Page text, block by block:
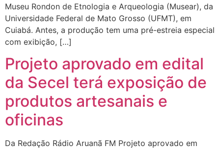
Museu Rondon de Etnologia e Arqueologia (Musear), da
Universidade Federal de Mato Grosso (UFMT), em
Cuiabá. Antes, a produção tem uma pré-estreia especial
com exibição, […]
Projeto aprovado em edital
da Secel terá exposição de
produtos artesanais e
oficinas
Da Redação Rádio Aruanã FM Projeto aprovado em